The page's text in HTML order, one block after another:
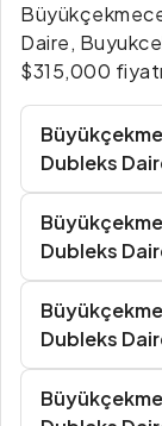
Daire,
$315,000
Dubleks
Dubleks
Dubleks